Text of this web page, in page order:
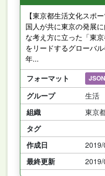
【東京都生活文化スポ
国人が共に東京の発展
な考え方に立った「東
をリードするグローバ
年...
フォーマット
JSON
グループ
生活
組織
東京
タグ
作成日
最終更新